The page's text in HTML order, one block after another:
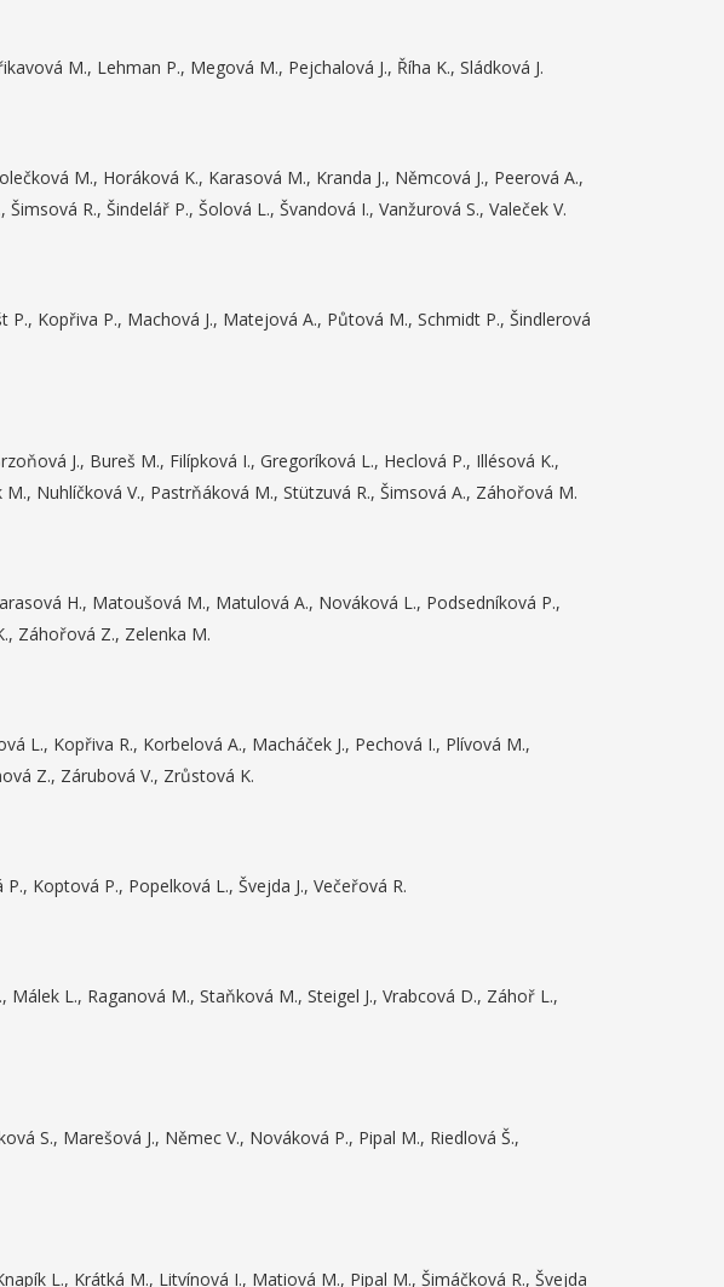
M., Lehman P., Megová M., Pejchalová J., Říha K., Sládková J.
M., Horáková K., Karasová M., Kranda J., Němcová J., Peerová A.,
R., Šindelář P., Šolová L., Švandová I., Vanžurová S., Valeček V.
P., Kopřiva P., Machová J., Matejová A., Půtová M., Schmidt P., Šindlerová
J., Bureš M., Filípková I., Gregoríková L., Heclová P., Illésová K.,
Nuhlíčková V., Pastrňáková M., Stützuvá R., Šimsová A., Záhořová M.
H., Matoušová M., Matulová A., Nováková L., Podsedníková P.,
Záhořová Z., Zelenka M.
L., Kopřiva R., Korbelová A., Macháček J., Pechová I., Plívová M.,
Z., Zárubová V., Zrůstová K.
Koptová P., Popelková L., Švejda J., Večeřová R.
L., Raganová M., Staňková M., Steigel J., Vrabcová D., Záhoř L.,
S., Marešová J., Němec V., Nováková P., Pipal M., Riedlová Š.,
L., Krátká M., Litvínová I., Matiová M., Pipal M., Šimáčková R., Švejda